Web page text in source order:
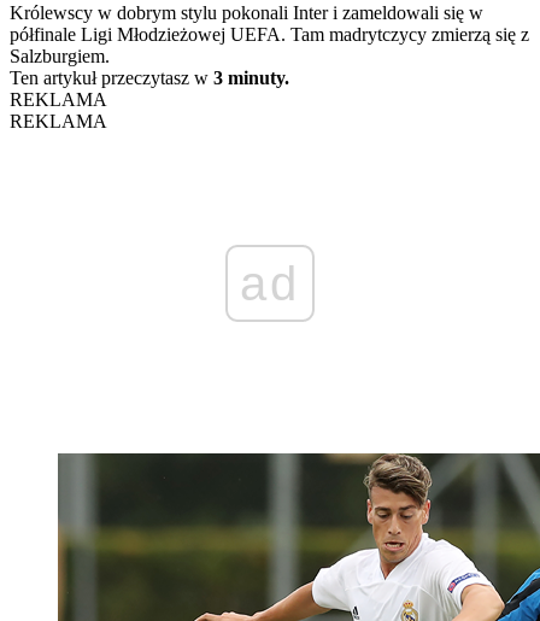
Królewscy w dobrym stylu pokonali Inter i zameldowali się w
półfinale Ligi Młodzieżowej UEFA. Tam madrytczycy zmierzą się z
Salzburgiem.
Ten artykuł przeczytasz w 3 minuty.
REKLAMA
REKLAMA
ad